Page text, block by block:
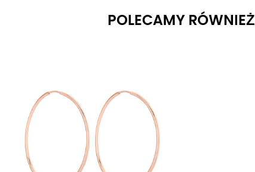
POLECAMY RÓWNIEŻ